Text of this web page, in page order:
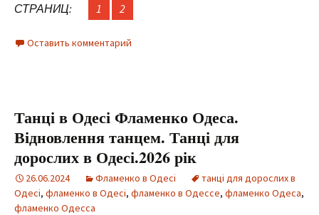
СТРАНИЦ: 1 2
Оставить комментарий
Танці в Одесі Фламенко Одеса.
Відновлення танцем. Танці для
дорослих в Одесі.2026 рік
26.06.2024 Фламенко в Одесі
танці для дорослих в
Одесі, фламенко в Одесі, фламенко в Одессе, фламенко Одеса,
фламенко Одесса